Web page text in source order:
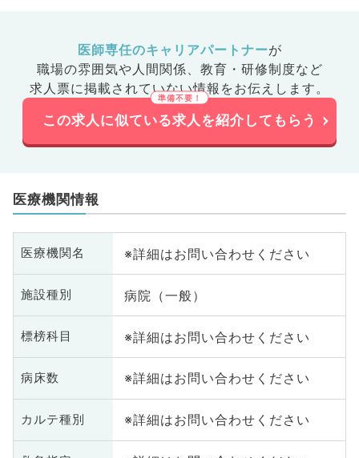
医師専任のキャリアパートナーが
職場の雰囲気や人間関係、 教育・研修制度など
求人票に掲載されていない情報をお伝えします。
この求人に似ている求人を紹介してもらう
医療機関情報
医療機関名 ※詳細はお問い合わせください
施設種別 病院（一般）
標榜科目 ※詳細はお問い合わせください
病床数 ※詳細はお問い合わせください
カルテ種別 ※詳細はお問い合わせください